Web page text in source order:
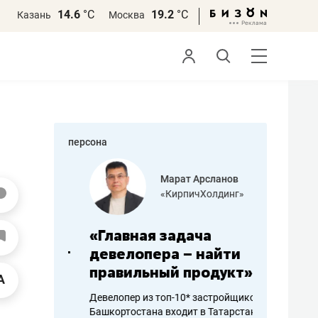
Казань 14.6 °С Москва 19.2 °С
персона
Марат Арсланов
«КирпичХолдинг»
«Главная задача
девелопера – найти
правильный продукт»
Девелопер из топ-10* застройщиков
Башкортостана входит в Татарстан